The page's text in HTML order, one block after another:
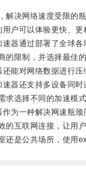
决网络速度受限的瓶
可以体验更快、更
通过部署了全球各
限制，并选择最佳的
对网络数据进行压
还支持多设备同时
选择不同的加速模式
一种解决网速瓶颈
互联网连接，让用户
是公共场所，使用